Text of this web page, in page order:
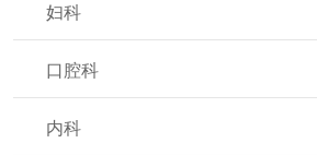
妇科
口腔科
内科